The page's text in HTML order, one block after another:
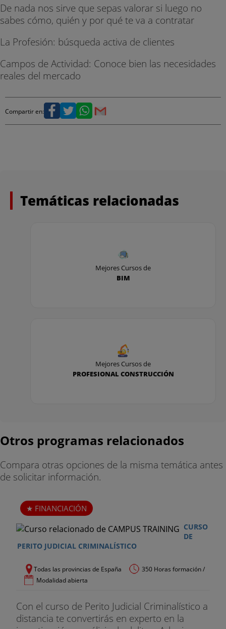
De nada nos sirve que sepas valorar si luego no
sabes cómo, quién y por qué te va a contratar
La Profesión: búsqueda activa de clientes
Campos de Actividad: Conoce bien las necesidades
reales del mercado
Compartir en:
Temáticas relacionadas
Mejores Cursos de
BIM
Mejores Cursos de
PROFESIONAL CONSTRUCCIÓN
Otros programas relacionados
Compara otras opciones de la misma temática antes
de solicitar información.
FINANCIACIÓN
CURSO
DE
PERITO JUDICIAL CRIMINALÍSTICO
Todas las provincias de España
350 Horas formación /
Modalidad abierta
Con el curso de Perito Judicial Criminalístico a
distancia te convertirás en experto en la